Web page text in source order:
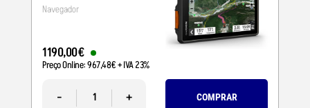
Navegador
1190,00€
Preço Online:967,48€+ IVA 23%
- + COMPRAR